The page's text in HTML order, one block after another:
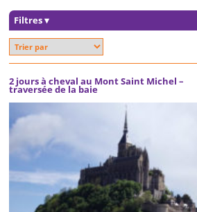
Filtres▾
2 jours à cheval au Mont Saint Michel –
traversée de la baie